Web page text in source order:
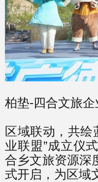
柏垫-四合文旅企
区域联动，共绘
业联盟”成立仪
合乡文旅资源深
式开启，为区域